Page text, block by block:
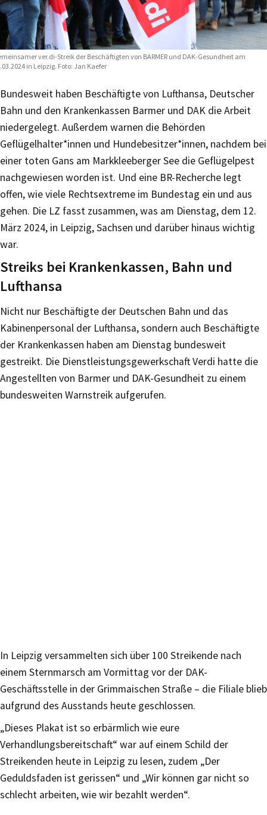
ver.di-Streik der Beschäftigten von BARMER und DAK-Gesundheit am
in Leipzig. Foto: Jan Kaefer
Bundesweit haben Beschäftigte von Lufthansa, Deutscher
Bahn und den Krankenkassen Barmer und DAK die Arbeit
niedergelegt. Außerdem warnen die Behörden
Geflügelhalter*innen und Hundebesitzer*innen, nachdem bei
einer toten Gans am Markkleeberger See die Geflügelpest
nachgewiesen worden ist. Und eine BR-Recherche legt
offen, wie viele Rechtsextreme im Bundestag ein und aus
gehen. Die LZ fasst zusammen, was am Dienstag, dem 12.
März 2024, in Leipzig, Sachsen und darüber hinaus wichtig
war.
Streiks bei Krankenkassen, Bahn und
Lufthansa
Nicht nur Beschäftigte der Deutschen Bahn und das
Kabinenpersonal der Lufthansa, sondern auch Beschäftigte
der Krankenkassen haben am Dienstag bundesweit
gestreikt. Die Dienstleistungsgewerkschaft Verdi hatte die
Angestellten von Barmer und DAK-Gesundheit zu einem
bundesweiten Warnstreik aufgerufen.
In Leipzig versammelten sich über 100 Streikende nach
einem Sternmarsch am Vormittag vor der DAK-
Geschäftsstelle in der Grimmaischen Straße – die Filiale blieb
aufgrund des Ausstands heute geschlossen.
„Dieses Plakat ist so erbärmlich wie eure
Verhandlungsbereitschaft“ war auf einem Schild der
Streikenden heute in Leipzig zu lesen, zudem „Der
Geduldsfaden ist gerissen“ und „Wir können gar nicht so
schlecht arbeiten, wie wir bezahlt werden“.